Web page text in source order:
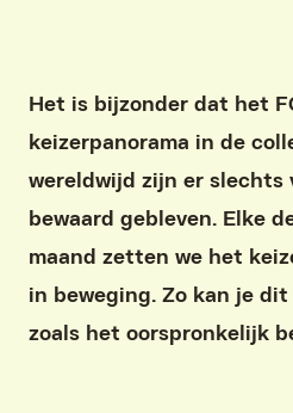
Het is bijzonder dat het
keizerpanorama in de
wereldwijd zijn er slechts
bewaard gebleven. Elke
maand zetten we het
in beweging. Zo kan je
zoals het oorspronkelijk